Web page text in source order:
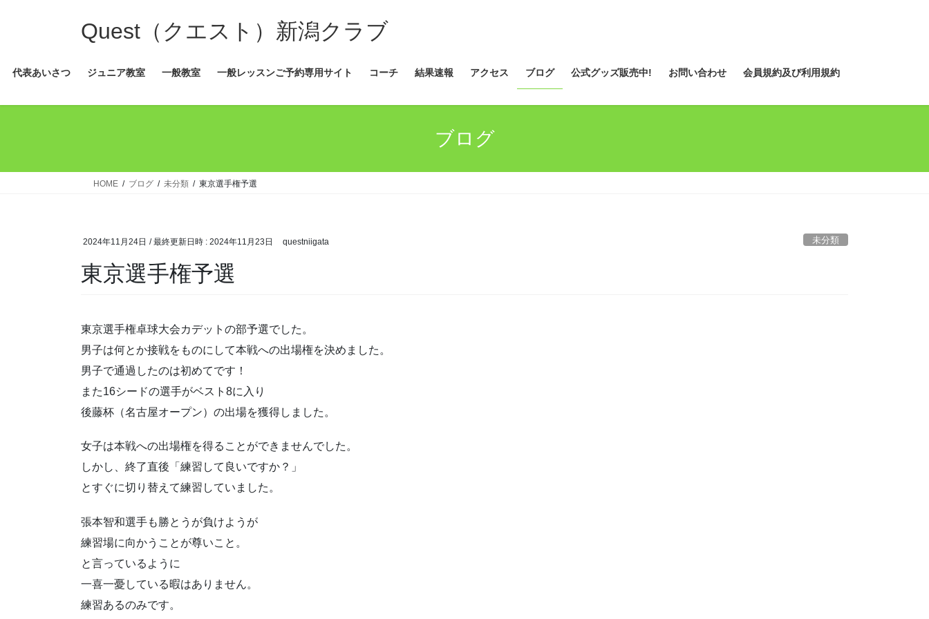
ス
ン
Quest（クエスト）新潟クラブ
代表あいさつ ジュニア教室 一般教室 一般レッスンご予約専用サイト コーチ 結果速報 アクセス ブログ 公式グッズ販売中! お問い合わせ 会員規約及び利用規約
ブログ
HOME ブログ 未分類 東京選手権予選
2024年11月24日 / 最終更新日時 : 2024年11月23日 questniigata 未分類
東京選手権予選
東京選手権卓球大会カデットの部予選でした。
男子は何とか接戦をものにして本戦への出場権を決めました。
男子で通過したのは初めてです！
また16シードの選手がベスト8に入り
後藤杯（名古屋オープン）の出場を獲得しました。
女子は本戦への出場権を得ることができませんでした。
しかし、終了直後「練習して良いですか？」
とすぐに切り替えて練習していました。
張本智和選手も勝とうが負けようが
練習場に向かうことが尊いこと。
と言っているように
一喜一憂している暇はありません。
練習あるのみです。